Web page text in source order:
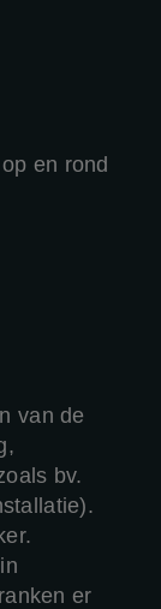
en rond
van de
bv.
er